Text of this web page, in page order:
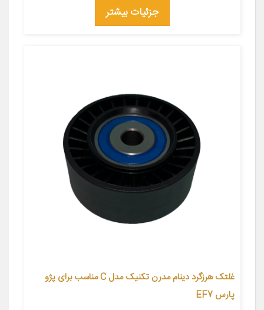
جزئیات بیشتر
غلتک هرزگرد دینام مدرن تکنیک مدل C مناسب برای پژو
پارس EF7